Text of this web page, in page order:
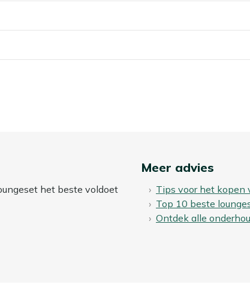
vuil af te stoten, waardoor vlekken minder snel
Ook waterafstotende of sneldrogende stoffen
ze sneller slijten of zelfs gaan schimmelen.
waterdichte opbergbox. Zo blijven je kussens fris,
het beste voldoet
Meer advies
Tips voor het kopen
Top 10 beste
Ontdek alle